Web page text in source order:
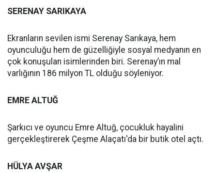
SERENAY SARIKAYA
Ekranların sevilen ismi Serenay Sarıkaya, hem
oyunculuğu hem de güzelliğiyle sosyal medyanın en
çok konuşulan isimlerinden biri. Serenay’ın mal
varlığının 186 milyon TL olduğu söyleniyor.
EMRE ALTUĞ
Şarkıcı ve oyuncu Emre Altuğ, çocukluk hayalini
gerçekleştirerek Çeşme Alaçatı'da bir butik otel açtı.
HÜLYA AVŞAR